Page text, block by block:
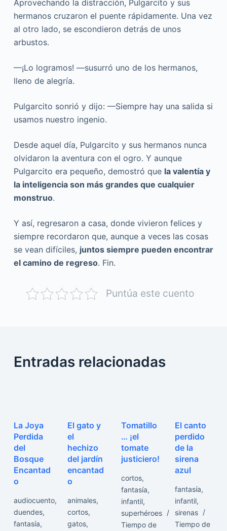
Aprovechando la distracción, Pulgarcito y sus
hermanos cruzaron el puente rápidamente. Una vez
al otro lado, se escondieron detrás de unos
arbustos.
—¡Lo logramos! —susurró uno de los hermanos,
lleno de alegría.
Pulgarcito sonrió y dijo: —Siempre hay una salida si
usamos nuestro ingenio.
Desde aquel día, Pulgarcito y sus hermanos nunca
olvidaron la aventura con el ogro. Y aunque
Pulgarcito era pequeño, demostró que la valentía y
la inteligencia son más grandes que cualquier
monstruo.
Y así, regresaron a casa, donde vivieron felices y
siempre recordaron que, aunque a veces las cosas
se vean difíciles, juntos siempre pueden encontrar
el camino de regreso. Fin.
Puntúa este cuento
Entradas relacionadas
La Joya
Perdida
del
Bosque
Encantad
o
audiocuento,
duendes,
fantasía,
El gato y
el
hechizo
del jardín
encantad
o
animales,
cortos,
gatos,
Tomatillo
… ¡el
tomate
justiciero!
cortos,
fantasía,
infantil,
superhéroes
Tiempo de
El canto
perdido
de la
sirena
azul
fantasía,
infantil,
sirenas
Tiempo de